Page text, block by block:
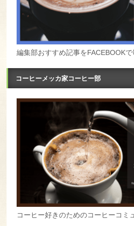
編集部おすすめ記事をFACEBOOK
コーヒーメッカ家コーヒー部
コーヒー好きのためのコーヒーコミ